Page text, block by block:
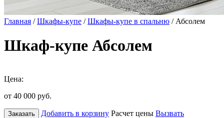
Главная /Шкафы-купе /Шкафы-купе в спальню / Абсолем
Шкаф-купе Абсолем
Цена:
от 40 000 руб.
Заказать Добавить в корзину Расчет цены Вызвать